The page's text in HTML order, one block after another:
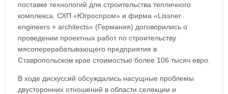
поставке технологий для строительства тепличного
комплекса. СХП «Югроспром» и фирма «Lissner
engineers + architects» (Германия) договорились о
проведении проектных работ по строительству
мясоперерабатывающего предприятия в
Ставропольском крае стоимостью более 106 тысяч евро.
В ходе дискуссий обсуждались насущные проблемы
двусторонних отношений в области селекции и